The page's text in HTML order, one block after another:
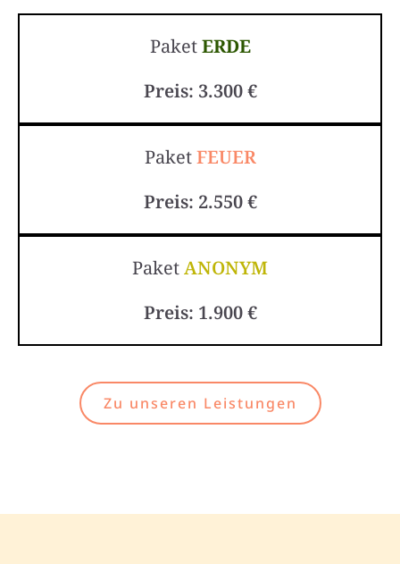
PaketERDE
Preis: 3.300 €
PaketFEUER
Preis: 2.550 €
PaketANONYM
Preis: 1.900 €
Zu unseren Leistungen